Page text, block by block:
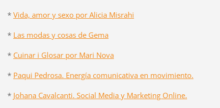
* Vida, amor y sexo por Alicia Misrahi
* Las modas y cosas de Gema
* Cuinar i Glosar por Mari Nova
* Paqui Pedrosa. Energía comunicativa en movimiento.
* Johana Cavalcanti. Social Media y Marketing Online.